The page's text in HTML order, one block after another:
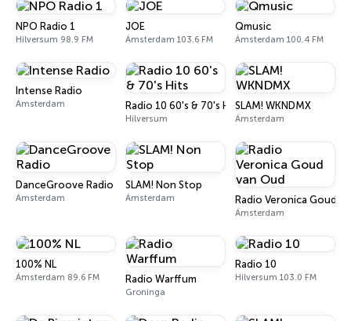
NPO Radio 1
Hilversum 98.9 FM
JOE
Ámsterdam 103.6 FM
Qmusic
Ámsterdam 100.4 FM
Intense Radio
Ámsterdam Radio 10 60's & 70's Hits
Hilversum
SLAM! WKNDMX
Ámsterdam
DanceGroove Radio
Ámsterdam
SLAM! Non Stop
Ámsterdam Radio Veronica Goud
Ámsterdam
100% NL
Ámsterdam 89.6 FM Radio Warffum
Groninga
Radio 10
Hilversum 103.0 FM